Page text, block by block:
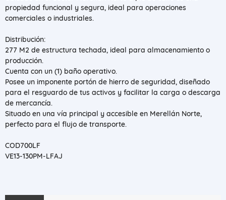
propiedad funcional y segura, ideal para operaciones
comerciales o industriales.
Distribución:
​277 M2 de estructura techada, ideal para almacenamiento o
producción.
​Cuenta con un (1) baño operativo.
​Posee un imponente portón de hierro de seguridad, diseñado
para el resguardo de tus activos y facilitar la carga o descarga
de mercancía.
​Situado en una vía principal y accesible en Merellán Norte,
perfecto para el flujo de transporte.
COD700LF
VE13-130PM-LFAJ